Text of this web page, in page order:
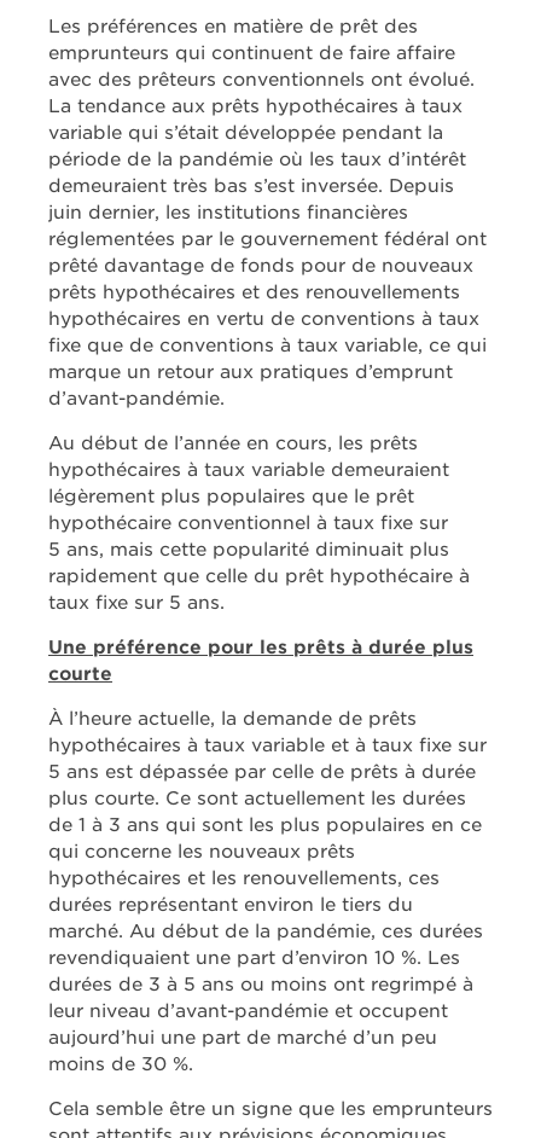
Les préférences en matière de prêt des
emprunteurs qui continuent de faire affaire
avec des prêteurs conventionnels ont évolué.
La tendance aux prêts hypothécaires à taux
variable qui s’était développée pendant la
période de la pandémie où les taux d’intérêt
demeuraient très bas s’est inversée. Depuis
juin dernier, les institutions financières
réglementées par le gouvernement fédéral ont
prêté davantage de fonds pour de nouveaux
prêts hypothécaires et des renouvellements
hypothécaires en vertu de conventions à taux
fixe que de conventions à taux variable, ce qui
marque un retour aux pratiques d’emprunt
d’avant-pandémie.
Au début de l’année en cours, les prêts
hypothécaires à taux variable demeuraient
légèrement plus populaires que le prêt
hypothécaire conventionnel à taux fixe sur
5 ans, mais cette popularité diminuait plus
rapidement que celle du prêt hypothécaire à
taux fixe sur 5 ans.
Une préférence pour les prêts à durée plus
courte
À l’heure actuelle, la demande de prêts
hypothécaires à taux variable et à taux fixe sur
5 ans est dépassée par celle de prêts à durée
plus courte. Ce sont actuellement les durées
de 1 à 3 ans qui sont les plus populaires en ce
qui concerne les nouveaux prêts
hypothécaires et les renouvellements, ces
durées représentant environ le tiers du
marché. Au début de la pandémie, ces durées
revendiquaient une part d’environ 10 %. Les
durées de 3 à 5 ans ou moins ont regrimpé à
leur niveau d’avant-pandémie et occupent
aujourd’hui une part de marché d’un peu
moins de 30 %.
Cela semble être un signe que les emprunteurs